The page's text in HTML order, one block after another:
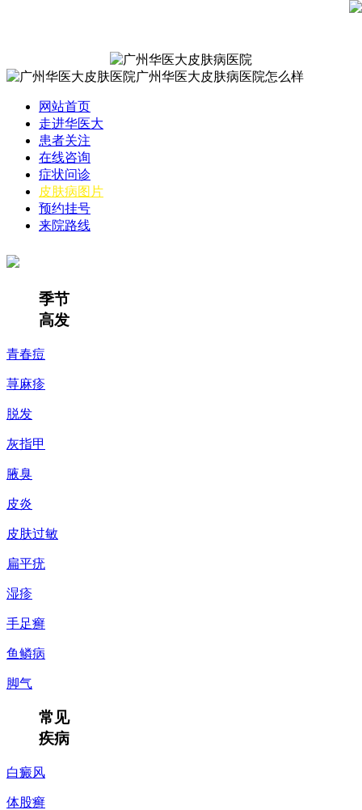
网站首页
走进华医大
患者关注
在线咨询
症状问诊
皮肤病图片
预约挂号
来院路线
季节
高发
青春痘
荨麻疹
脱发
灰指甲
腋臭
皮炎
皮肤过敏
扁平疣
湿疹
手足癣
鱼鳞病
脚气
常见
疾病
白癜风
体股癣